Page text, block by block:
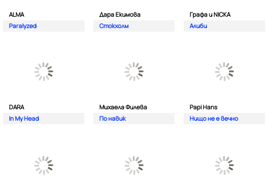
ALMA
Paralyzed
Дара Екимова
Стокхолм
Графа и NICKA
Алиби
DARA
In My Head
Михаела Филева
По навик
Papi Hans
Нищо не е вечно